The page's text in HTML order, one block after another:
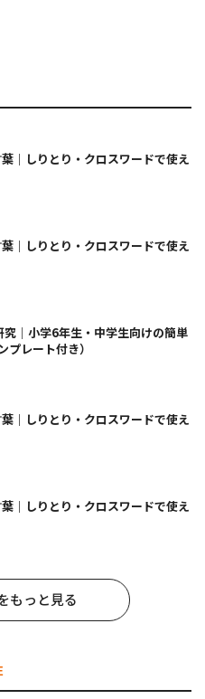
葉｜しりとり・クロスワードで使え
葉｜しりとり・クロスワードで使え
｜小学6年生・中学生向けの簡単
プレート付き）
葉｜しりとり・クロスワードで使え
葉｜しりとり・クロスワードで使え
もっと見る